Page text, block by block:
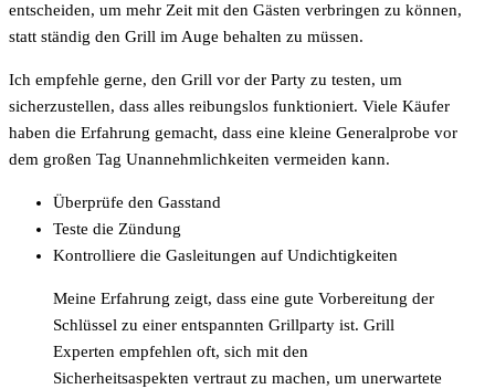
entscheiden, um mehr Zeit mit den Gästen verbringen zu können,
statt ständig den Grill im Auge behalten zu müssen.
Ich empfehle gerne, den Grill vor der Party zu testen, um
sicherzustellen, dass alles reibungslos funktioniert. Viele Käufer
haben die Erfahrung gemacht, dass eine kleine Generalprobe vor
dem großen Tag Unannehmlichkeiten vermeiden kann.
Überprüfe den Gasstand
Teste die Zündung
Kontrolliere die Gasleitungen auf Undichtigkeiten
Meine Erfahrung zeigt, dass eine gute Vorbereitung der
Schlüssel zu einer entspannten Grillparty ist. Grill
Experten empfehlen oft, sich mit den
Sicherheitsaspekten vertraut zu machen, um unerwartete